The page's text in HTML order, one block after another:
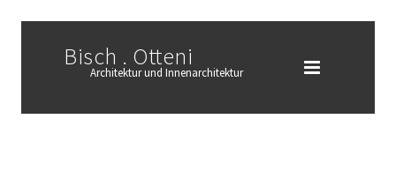
Bisch . Otteni
Architektur und Innenarchitektur